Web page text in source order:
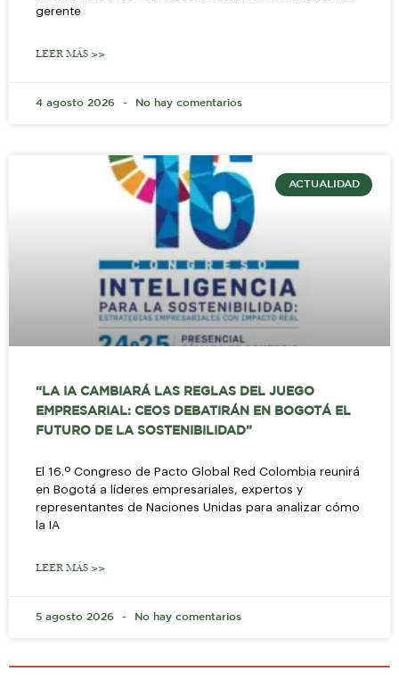
gerente
LEER MÁS >>
4 agosto 2026 No hay comentarios
ACTUALIDAD
“LA IA CAMBIARÁ LAS REGLAS DEL JUEGO
EMPRESARIAL: CEOS DEBATIRÁN EN BOGOTÁ EL
FUTURO DE LA SOSTENIBILIDAD”
El 16.º Congreso de Pacto Global Red Colombia reunirá
en Bogotá a líderes empresariales, expertos y
representantes de Naciones Unidas para analizar cómo
la IA
LEER MÁS >>
5 agosto 2026 No hay comentarios